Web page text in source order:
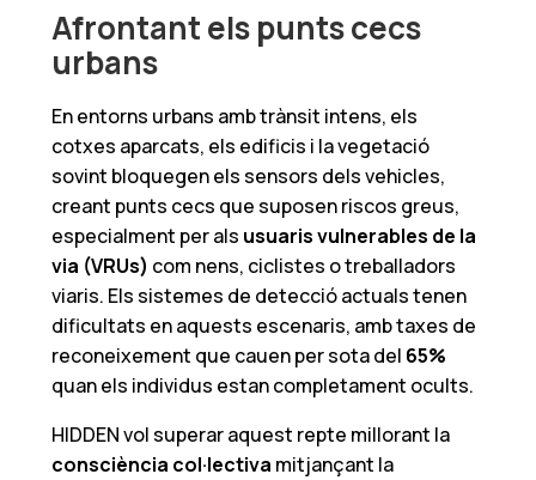
Afrontant els punts cecs
urbans
En entorns urbans amb trànsit intens, els
cotxes aparcats, els edificis i la vegetació
sovint bloquegen els sensors dels vehicles,
creant punts cecs que suposen riscos greus,
especialment per als usuaris vulnerables de la
via (VRUs) com nens, ciclistes o treballadors
viaris. Els sistemes de detecció actuals tenen
dificultats en aquests escenaris, amb taxes de
reconeixement que cauen per sota del 65%
quan els individus estan completament ocults.
HIDDEN vol superar aquest repte millorant la
consciència col·lectiva mitjançant la